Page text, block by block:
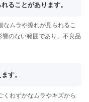
ることがあります。
なムラや擦れが見られるこ
のない範囲であり、不良品
す。
くわずかなムラやキズから